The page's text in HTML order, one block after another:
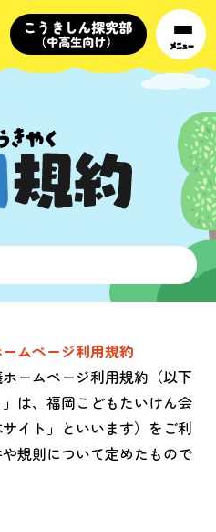
メニュー
ムページ利用規約
ームページ利用規約（以下
は、福岡こどもたいけん会
イト」といいます）をご利
規則について定めたもので